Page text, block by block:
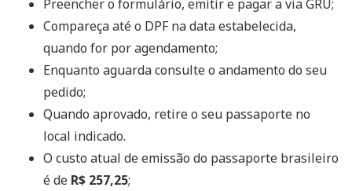
Preencher o formulário, emitir e pagar a via GRU;
Compareça até o DPF na data estabelecida,
quando for por agendamento;
Enquanto aguarda consulte o andamento do seu
pedido;
Quando aprovado, retire o seu passaporte no
local indicado.
O custo atual de emissão do passaporte brasileiro
é de R$ 257,25;